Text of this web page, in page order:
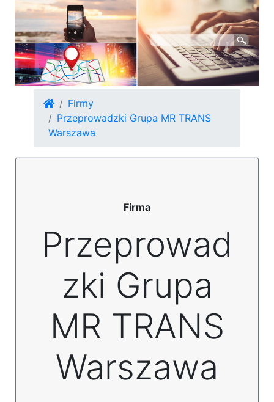
Firmy
Przeprowadzki Grupa MR TRANS
Warszawa
Firma
Przeprowad
zki Grupa
MR TRANS
Warszawa